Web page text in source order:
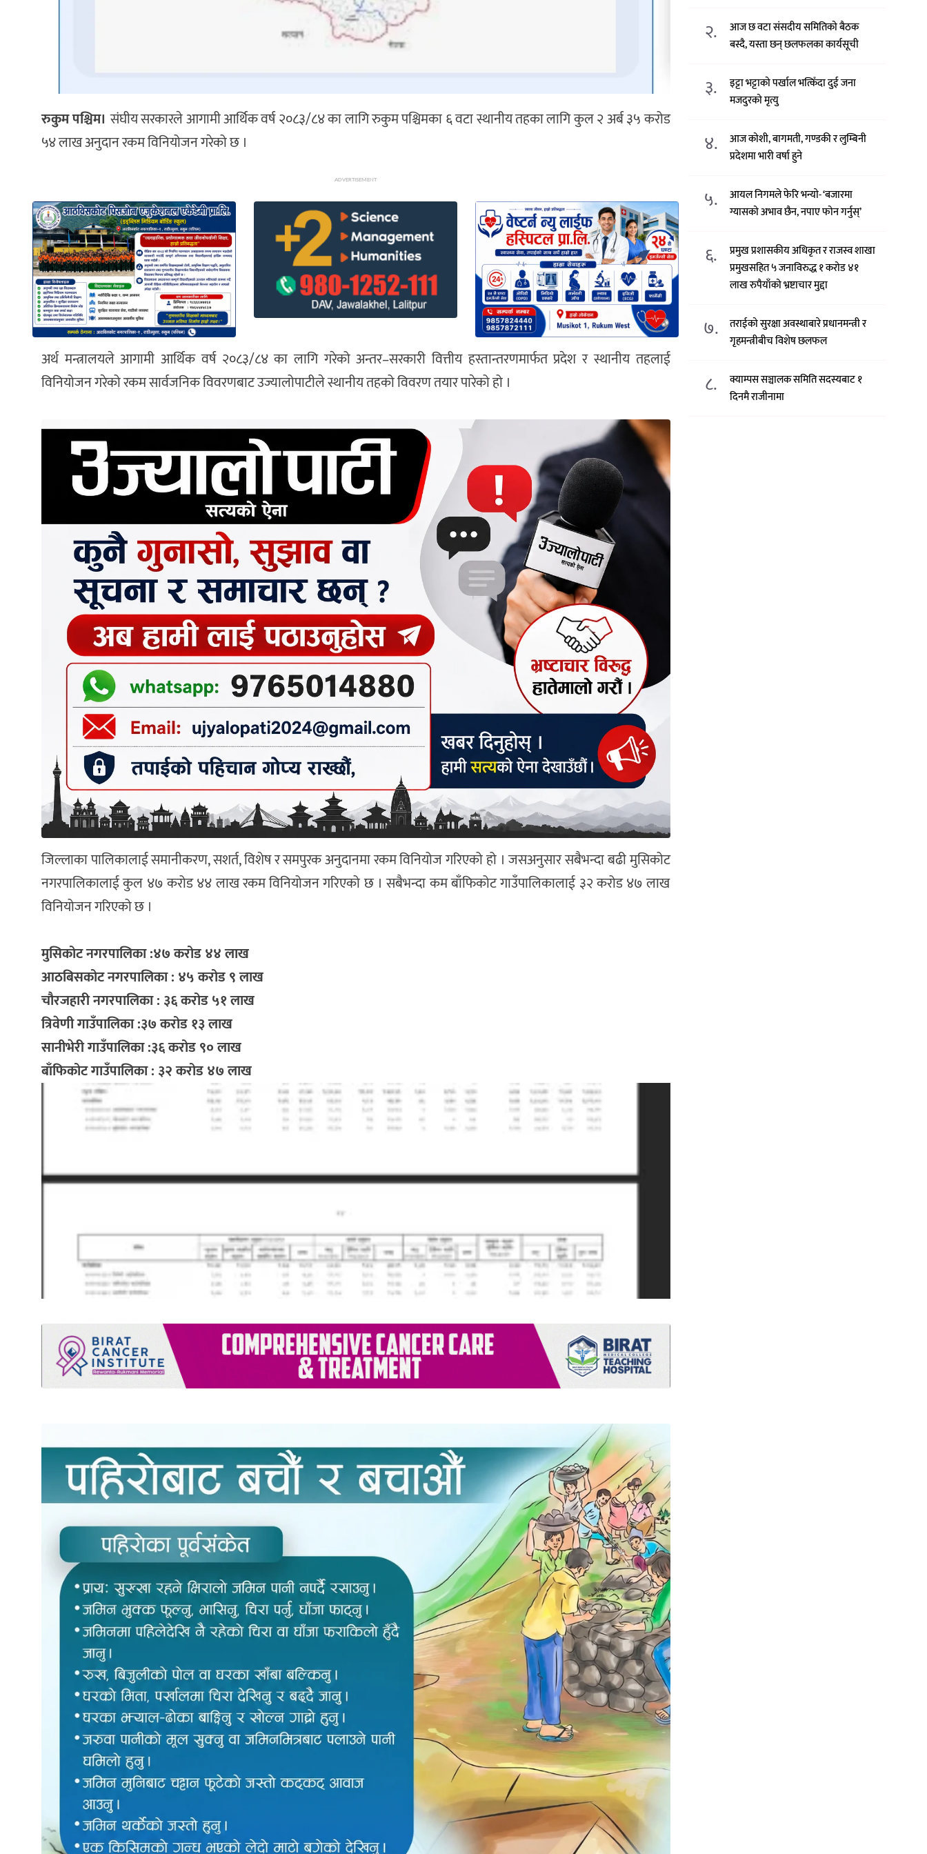
रुकुम पश्चिम।संघीय सरकारले आगामी आर्थिक वर्ष २०८३/८४ का लागि रुकुम पश्चिमका ६ वटा स्थानीय तहका लागि कुल २ अर्ब ३५ करोड
५४ लाख अनुदान रकम विनियोजन गरेको छ ।
ADVERTISEMENT
अर्थ मन्त्रालयले आगामी आर्थिक वर्ष २०८३/८४ का लागि गरेको अन्तर–सरकारी वित्तीय हस्तान्तरणमार्फत प्रदेश र स्थानीय तहलाई
विनियोजन गरेको रकम सार्वजनिक विवरणबाट उज्यालोपाटीले स्थानीय तहको विवरण तयार पारेको हो ।
जिल्लाका पालिकालाई समानीकरण, सशर्त, विशेष र समपुरक अनुदानमा रकम विनियोज गरिएको हो । जसअनुसार सबैभन्दा बढी मुसिकोट
नगरपालिकालाई कुल ४७ करोड ४४ लाख रकम विनियोजन गरिएको छ । सबैभन्दा कम बाँफिकोट गाउँपालिकालाई ३२ करोड ४७ लाख
विनियोजन गरिएको छ ।
मुसिकोट नगरपालिका :४७ करोड ४४ लाख
आठबिसकोट नगरपालिका : ४५ करोड ९ लाख
चौरजहारी नगरपालिका : ३६ करोड ५१ लाख
त्रिवेणी गाउँपालिका :३७ करोड १३ लाख
सानीभेरी गाउँपालिका :३६ करोड ९० लाख
बाँफिकोट गाउँपालिका : ३२ करोड ४७ लाख
२.
आज छ वटा संसदीय समितिको बैठक
बस्दै, यस्ता छन् छलफलका कार्यसूची
३.
इट्टा भट्टाको पर्खाल भत्किँदा दुई जना
मजदुरको मृत्यु
४.
आज कोशी, बागमती, गण्डकी र लुम्बिनी
प्रदेशमा भारी वर्षा हुने
५.
आयल निगमले फेरि भन्याे- ‘बजारमा
ग्यासको अभाव छैन, नपाए फोन गर्नुस्’
६.
प्रमुख प्रशासकीय अधिकृत र राजस्व शाखा
प्रमुखसहित ५ जनाविरुद्ध १ करोड ४१
लाख रुपैयाँको भ्रष्टाचार मुद्दा
७.
तराईको सुरक्षा अवस्थाबारे प्रधानमन्त्री र
गृहमन्त्रीबीच विशेष छलफल
८.
क्याम्पस सञ्चालक समिति सदस्यबाट १
दिनमै राजीनामा